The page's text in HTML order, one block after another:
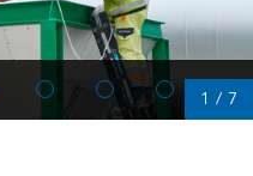
1 / 7